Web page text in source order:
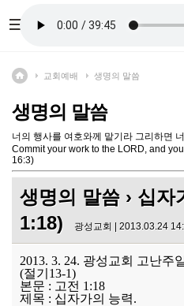
교회예배 생명의 말씀
생명의 말씀
너의 행사를 여호와께 맡기라 그리하면
Commit your work to the LORD, and
16:3)
생명의 말씀 › 십자
1:18)
광성교회 | 2013.03.24
2013. 3. 24. 광성교회 고난주
(절기13-1)
본문 : 고전 1:18
제목 : 십자가의 능력.